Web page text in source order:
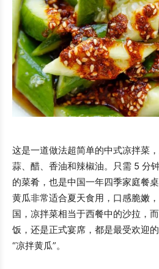
这是一道做法超简单的中式凉拌菜
蒜、醋、香油和辣椒油。只需 5 分
的菜肴，也是中国一年四季家庭餐
黄瓜非常适合夏天食用，口感脆嫩
国，凉拌菜相当于西餐中的沙拉，
饭，还是正式宴席，都是最受欢迎
“凉拌黄瓜”。